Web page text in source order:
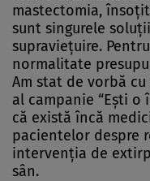
mastectomia,
sunt singurele
supravieţuire.
normalitate
Am stat de vorbă
al campanie “Eşti o
că există încă
pacientelor despre
intervenţia de
sân.